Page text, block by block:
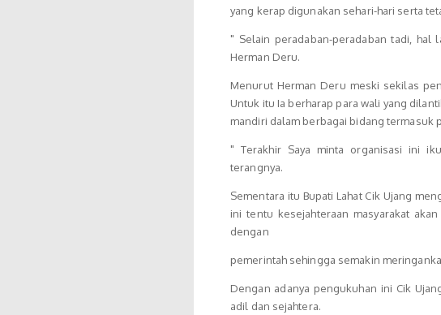
yang kerap digunakan sehari-hari serta
" Selain peradaban-peradaban tadi, hal
Herman Deru.
Menurut Herman Deru meski sekilas
Untuk itu Ia berharap para wali yang
mandiri dalam berbagai bidang termasuk
" Terakhir Saya minta organisasi ini
terangnya.
Sementara itu Bupati Lahat Cik Ujang
ini tentu kesejahteraan masyarakat
dengan
pemerintah sehingga semakin
Dengan adanya pengukuhan ini Cik
adil dan sejahtera.